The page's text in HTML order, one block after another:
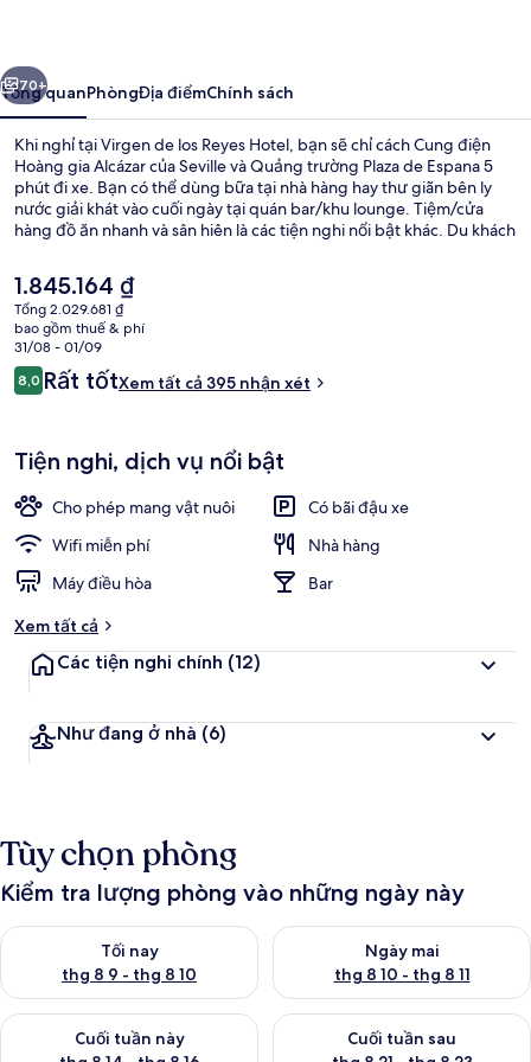
Hotel
Tiếp
70+
Tổng quanPhòngĐịa điểmChính sách
Khi nghỉ tại Virgen de los Reyes Hotel, bạn sẽ chỉ cách Cung điện
Hoàng gia Alcázar của Seville và Quảng trường Plaza de Espana 5
phút đi xe. Bạn có thể dùng bữa tại nhà hàng hay thư giãn bên ly
nước giải khát vào cuối ngày tại quán bar/khu lounge. Tiệm/cửa
hàng đồ ăn nhanh và sân hiên là các tiện nghi nổi bật khác. Du khách
rất gần: chỉ cách Ga Metro Gran Plaza 10 phút đi bộ.
Giá
hiện
tại
là
1.845.164 ₫
1.845.164 ₫
Tổng 2.029.681 ₫
bao gồm thuế & phí
31/08 - 01/09
Nhận
xét
8,08,0 trên 10,
Rất tốtXem tất cả 395 nhận xét
Tiện nghi, dịch vụ nổi bật
Cho phép mang vật nuôi
Có bãi đậu xe
Wifi miễn phí
Nhà hàng
Máy điều hòa
Bar
Xem tất cả
Các tiện nghi chính (12)
Như đang ở nhà (6)
Tùy chọn phòng
Kiểm tra lượng phòng vào những ngày này
Tối nay
thg 8 9 - thg 8 10
Kiểm tra lượng phòng tối nay từ thg 8 9 - thg 8 10
Ngày mai
thg 8 10 - thg 8 11
Kiểm tra lượng phòng ngày
Cuối tuần này
Kiểm tra lượng phòng cuối tuần này từ thg 8 14 - thg 8 16
Cuối tuần sau
Kiểm tra lượng phòng cuối